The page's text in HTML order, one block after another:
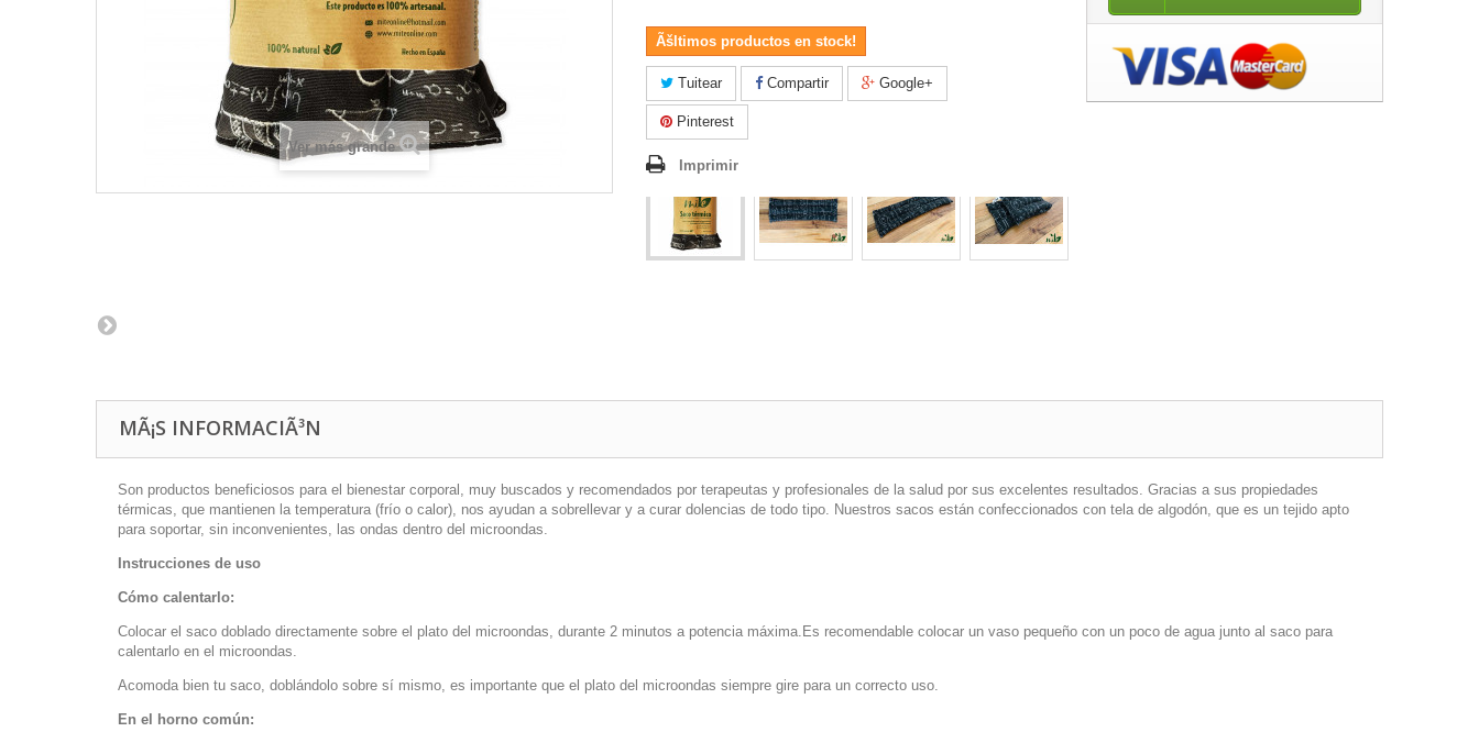
Ver más grande
Ãšltimos productos en stock!
Tuitear Compartir Google+
Pinterest
Imprimir
MÃ¡S INFORMACIÃ³N
Son productos beneficiosos para el bienestar corporal, muy buscados y recomendados por terapeutas y profesionales de la salud por sus excelentes resultados. Gracias a sus propiedades
térmicas, que mantienen la temperatura (frío o calor), nos ayudan a sobrellevar y a curar dolencias de todo tipo. Nuestros sacos están confeccionados con tela de algodón, que es un tejido apto
para soportar, sin inconvenientes, las ondas dentro del microondas.
nstrucciones de uso
Cómo calentarlo:
Colocar el saco doblado directamente sobre el plato del microondas, durante 2 minutos a potencia máxima. Es recomendable colocar un vaso pequeño con un poco de agua junto al saco para
calentarlo en el microondas.
Acomoda bien tu saco, doblándolo sobre sí mismo, es importante que el plato del microondas siempre gire para un correcto uso.
En el horno común: